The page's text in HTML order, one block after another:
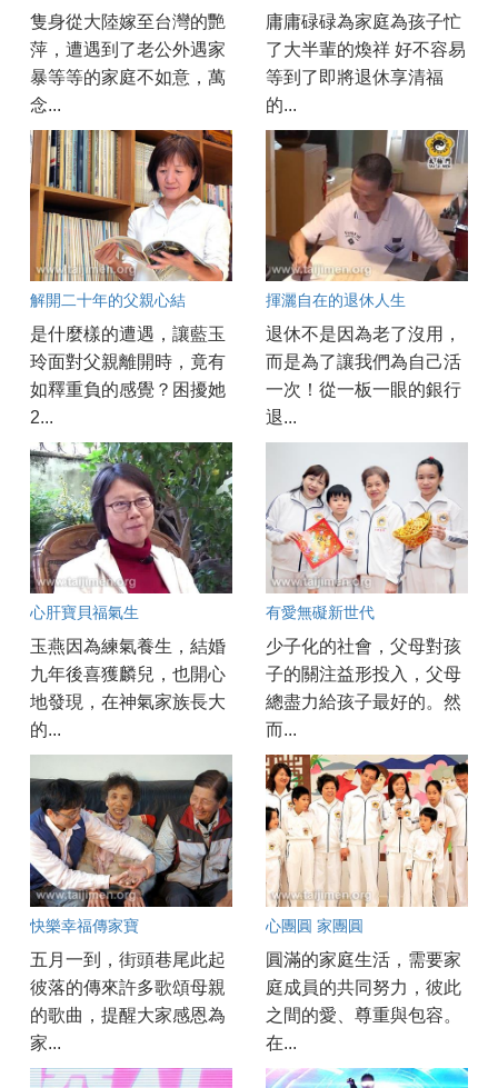
隻身從大陸嫁至台灣的艷
萍，遭遇到了老公外遇家
暴等等的家庭不如意，萬
念...
庸庸碌碌為家庭為孩子忙
了大半輩的煥祥 好不容易
等到了即將退休享清福
的...
解開二十年的父親心結
是什麼樣的遭遇，讓藍玉
玲面對父親離開時，竟有
如釋重負的感覺？困擾她
2...
揮灑自在的退休人生
退休不是因為老了沒用，
而是為了讓我們為自己活
一次！從一板一眼的銀行
退...
心肝寶貝福氣生
玉燕因為練氣養生，結婚
九年後喜獲麟兒，也開心
地發現，在神氣家族長大
的...
有愛無礙新世代
少子化的社會，父母對孩
子的關注益形投入，父母
總盡力給孩子最好的。然
而...
快樂幸福傳家寶
五月一到，街頭巷尾此起
彼落的傳來許多歌頌母親
的歌曲，提醒大家感恩為
家...
心團圓 家團圓
圓滿的家庭生活，需要家
庭成員的共同努力，彼此
之間的愛、尊重與包容。
在...